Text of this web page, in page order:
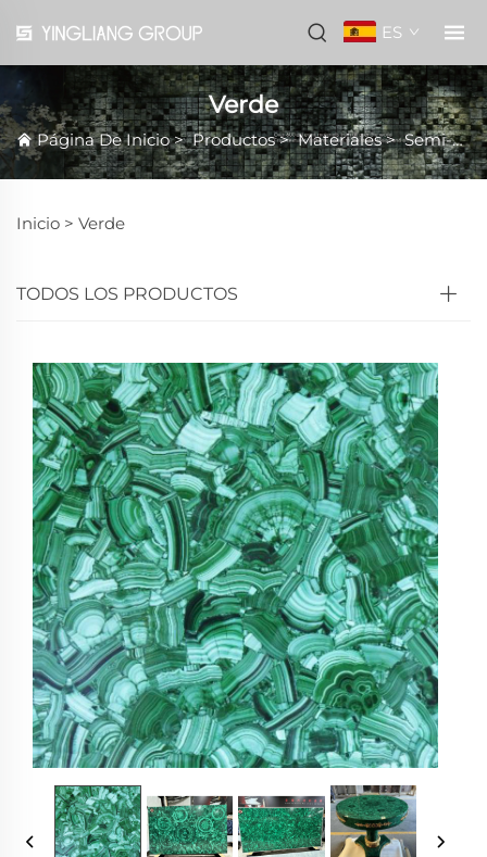
ES
Verde
Página De Inicio>Productos>Materiales>Semi-Precioso
Inicio > Verde
TODOS LOS PRODUCTOS